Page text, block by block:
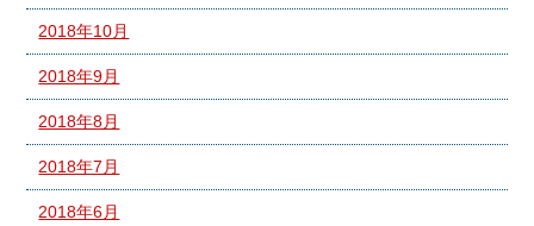
2018年10月
2018年9月
2018年8月
2018年7月
2018年6月